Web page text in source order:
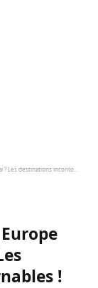
Où trouver le soleil en Europe au mois de mai ? Les destinations incontournables !
!